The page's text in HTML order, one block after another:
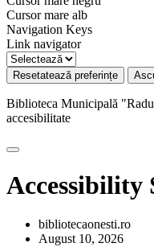
Cursor mare alb
Navigation Keys
Link navigator
Resetatează preferințe
Biblioteca Municipală
accesibilitate
Accessibility
bibliotecaonesti.ro
August 10, 2026